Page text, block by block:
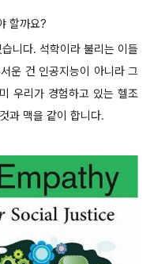
할까요?
니다. 석학이라 불리는 이들
운 건 인공지능이 아니라 그
우리가 경험하고 있는 헬조
과 맥을 같이 합니다.